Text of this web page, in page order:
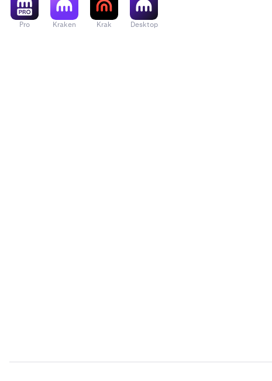
Pro Kraken Krak Desktop